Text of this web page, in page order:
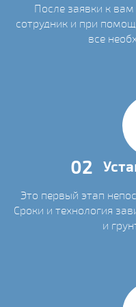
После заявки к
сотрудник и при
все
02
Это первый этап
Сроки и технология
и